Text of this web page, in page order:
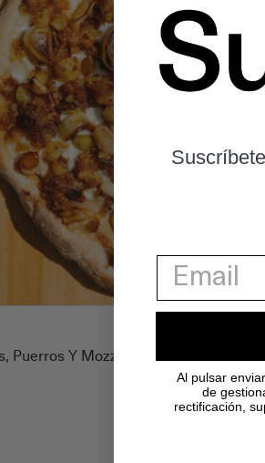
Puerros Y Mozzarella
Al pulsar
de
rectificación,